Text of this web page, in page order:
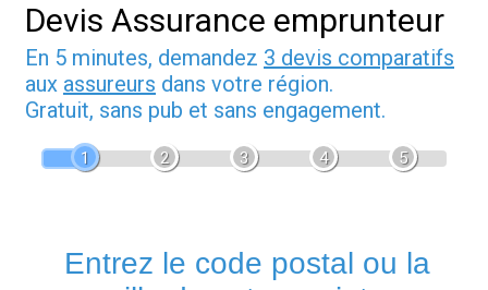
Devis Assurance emprunteur
En 5 minutes, demandez 3 devis comparatifs
aux assureurs dans votre région.
Gratuit, sans pub et sans engagement.
1 2 3 4 5
Entrez le code postal ou la